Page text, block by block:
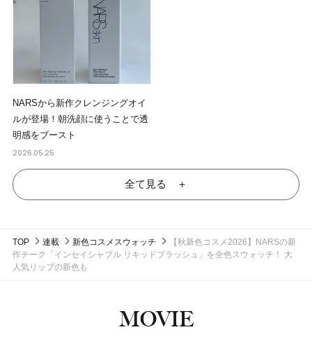
NARSから新作クレンジングオイ
ルが登場！朝洗顔に使うことで透
明感をブースト
2026.05.25
全て見る ＋
TOP 連載 新色コスメスウォッチ
【秋新色コスメ2026】NARSの新
作チーク「インセイシャブル リキッドブラッシュ」を全色スウォッチ！ 大
人気リップの新色も
MOVIE